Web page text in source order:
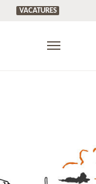
VACATURES